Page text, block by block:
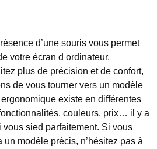
d’une souris vous permet
votre écran d ordinateur.
plus de précision et de confort,
de vous tourner vers un modèle
existe en différentes
couleurs, prix… il y a
sied parfaitement. Si vous
modèle précis, n’hésitez pas à